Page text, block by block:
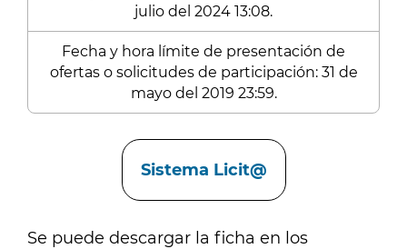
julio del 2024 13:08.
Fecha y hora límite de presentación de
ofertas o solicitudes de participación: 31 de
mayo del 2019 23:59.
Sistema Licit@
Se puede descargar la ficha en los